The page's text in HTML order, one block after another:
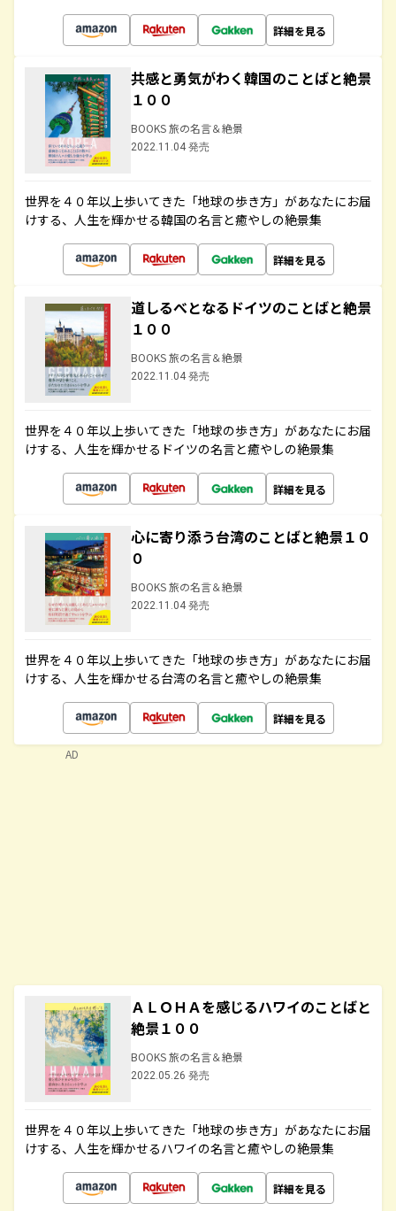
詳細を見る
共感と勇気がわく韓国のことばと絶景
１００
BOOKS 旅の名言＆絶景
2022.11.04 発売
世界を４０年以上歩いてきた「地球の歩き方」があなたにお届
けする、人生を輝かせる韓国の名言と癒やしの絶景集
詳細を見る
道しるべとなるドイツのことばと絶景
１００
BOOKS 旅の名言＆絶景
2022.11.04 発売
世界を４０年以上歩いてきた「地球の歩き方」があなたにお届
けする、人生を輝かせるドイツの名言と癒やしの絶景集
詳細を見る
心に寄り添う台湾のことばと絶景１０
０
BOOKS 旅の名言＆絶景
2022.11.04 発売
世界を４０年以上歩いてきた「地球の歩き方」があなたにお届
けする、人生を輝かせる台湾の名言と癒やしの絶景集
詳細を見る
ＡＬＯＨＡを感じるハワイのことばと
絶景１００
BOOKS 旅の名言＆絶景
2022.05.26 発売
世界を４０年以上歩いてきた「地球の歩き方」があなたにお届
けする、人生を輝かせるハワイの名言と癒やしの絶景集
詳細を見る
AD